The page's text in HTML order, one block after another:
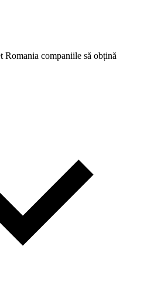
Romania companiile să obțină